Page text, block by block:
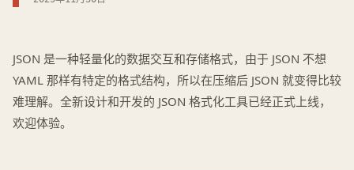
JSON 是一种轻量化的数据交互和存储格式，由于 JSON 不想
YAML 那样有特定的格式结构，所以在压缩后 JSON 就变得比较
难理解。全新设计和开发的 JSON 格式化工具已经正式上线，
欢迎体验。